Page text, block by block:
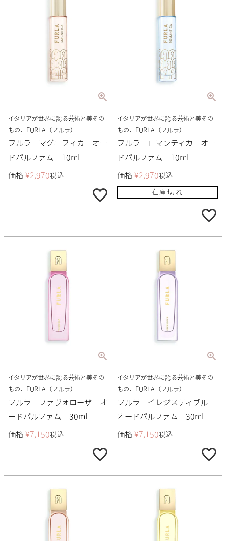
イタリアが世界に誇る芸術と美その
もの、FURLA（フルラ）
フルラ マグニフィカ オー
ドパルファム 10mL
価格 ¥2,970税込
イタリアが世界に誇る芸術と美その
もの、FURLA（フルラ）
フルラ ロマンティカ オー
ドパルファム 10mL
価格 ¥2,970税込
在庫切れ
イタリアが世界に誇る芸術と美その
もの、FURLA（フルラ）
フルラ ファヴォローザ オ
ードパルファム 30mL
価格 ¥7,150税込
イタリアが世界に誇る芸術と美その
もの、FURLA（フルラ）
フルラ イレジスティブル
オードパルファム 30mL
価格 ¥7,150税込